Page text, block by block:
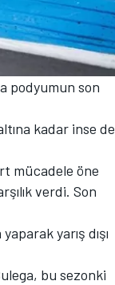
podyumun son
kadar inse de
mücadele öne
verdi. Son
yarış dışı
bu sezonki